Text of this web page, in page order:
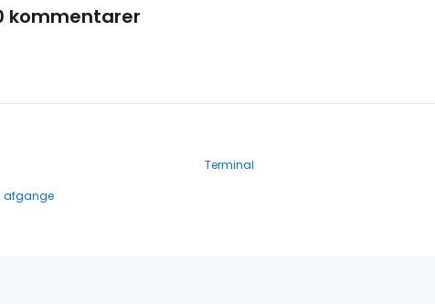
kommentarer
Terminal
afgange